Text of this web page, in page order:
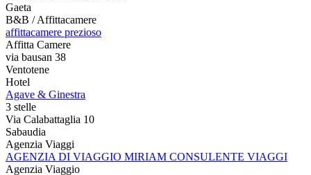
Gaeta
B&B / Affittacamere
affittacamere prezioso
Affitta Camere
via bausan 38
Ventotene
Hotel
Agave & Ginestra
3 stelle
Via Calabattaglia 10
Sabaudia
Agenzia Viaggi
AGENZIA DI VIAGGIO MIRIAM CONSULENTE VIAGGI
Agenzia Viaggio